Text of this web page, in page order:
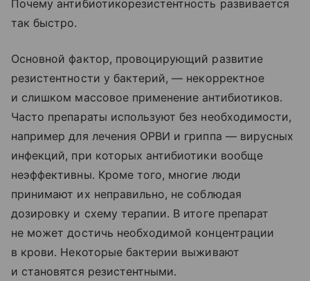
Почему антибиотикорезистентность развивается
так быстро.
Основной фактор, провоцирующий развитие
резистентности у бактерий, — некорректное
и слишком массовое применение антибиотиков.
Часто препараты используют без необходимости,
например для лечения ОРВИ и гриппа — вирусных
инфекций, при которых антибиотики вообще
неэффективны. Кроме того, многие люди
принимают их неправильно, не соблюдая
дозировку и схему терапии. В итоге препарат
не может достичь необходимой концентрации
в крови. Некоторые бактерии выживают
и становятся резистентными.